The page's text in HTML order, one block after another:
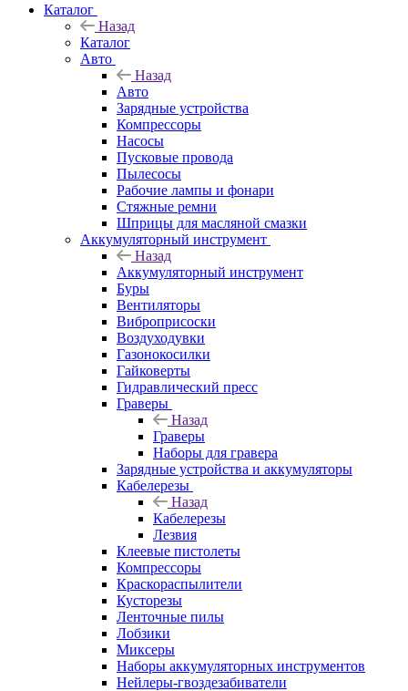
Каталог
Назад
Каталог
Авто
Назад
Авто
Зарядные устройства
Компрессоры
Насосы
Пусковые провода
Пылесосы
Рабочие лампы и фонари
Стяжные ремни
Шприцы для масляной смазки
Аккумуляторный инструмент
Назад
Аккумуляторный инструмент
Буры
Вентиляторы
Виброприсоски
Воздуходувки
Газонокосилки
Гайковерты
Гидравлический пресс
Граверы
Назад
Граверы
Наборы для гравера
Зарядные устройства и аккумуляторы
Кабелерезы
Назад
Кабелерезы
Лезвия
Клеевые пистолеты
Компрессоры
Краскораспылители
Кусторезы
Ленточные пилы
Лобзики
Миксеры
Наборы аккумуляторных инструментов
Нейлеры-гвоздезабиватели